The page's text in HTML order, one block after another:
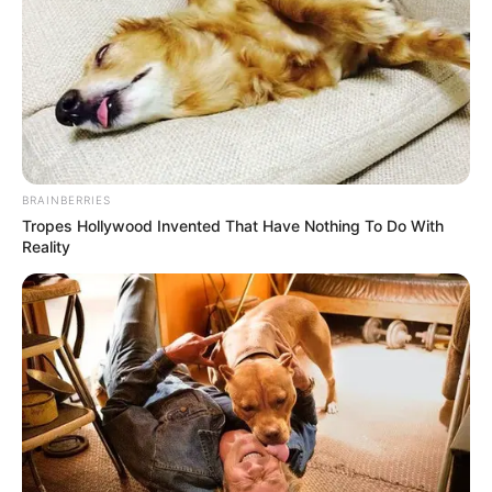
afetados.
O que aconteceu — e como veio à tona
Na quinta-feira, 28 de maio,um usuário anunciou em fóruns de
cibercriminososo vazamento de dados de 43,8 milhões de
clientes do iFood. As amostras publicadas continham e-mails e
dados pessoais, mas sem metadados que permitissem confirmar a
origem ou a data do incidente.
BRAINBERRIES
Tropes Hollywood Invented That Have Nothing To Do With
Reality